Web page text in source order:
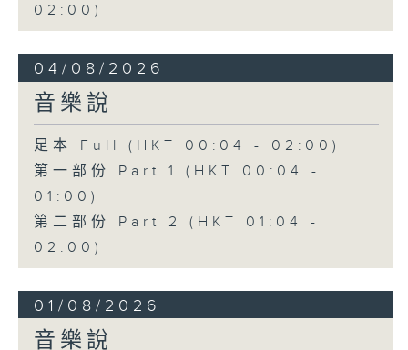
02:00)
04/08/2026
音樂說
足本 Full (HKT 00:04 - 02:00)
第一部份 Part 1 (HKT 00:04 -
01:00)
第二部份 Part 2 (HKT 01:04 -
02:00)
01/08/2026
音樂說